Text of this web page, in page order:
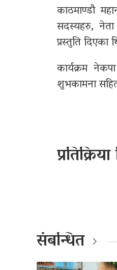
काठमाण्डौ
सदस्यहरु, नेता
प्रस्तुति दिएका
कार्यक्रम
शुभकामना
संबन्धित